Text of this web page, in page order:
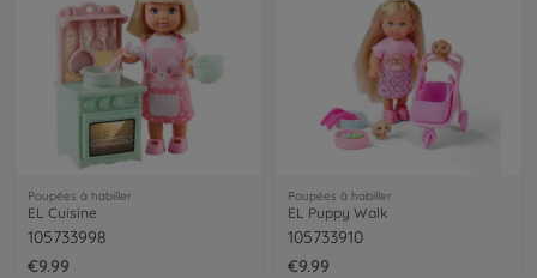
Poupées à habiller
EL Cuisine
105733998
€9.99
Poupées à habiller
EL Puppy Walk
105733910
€9.99